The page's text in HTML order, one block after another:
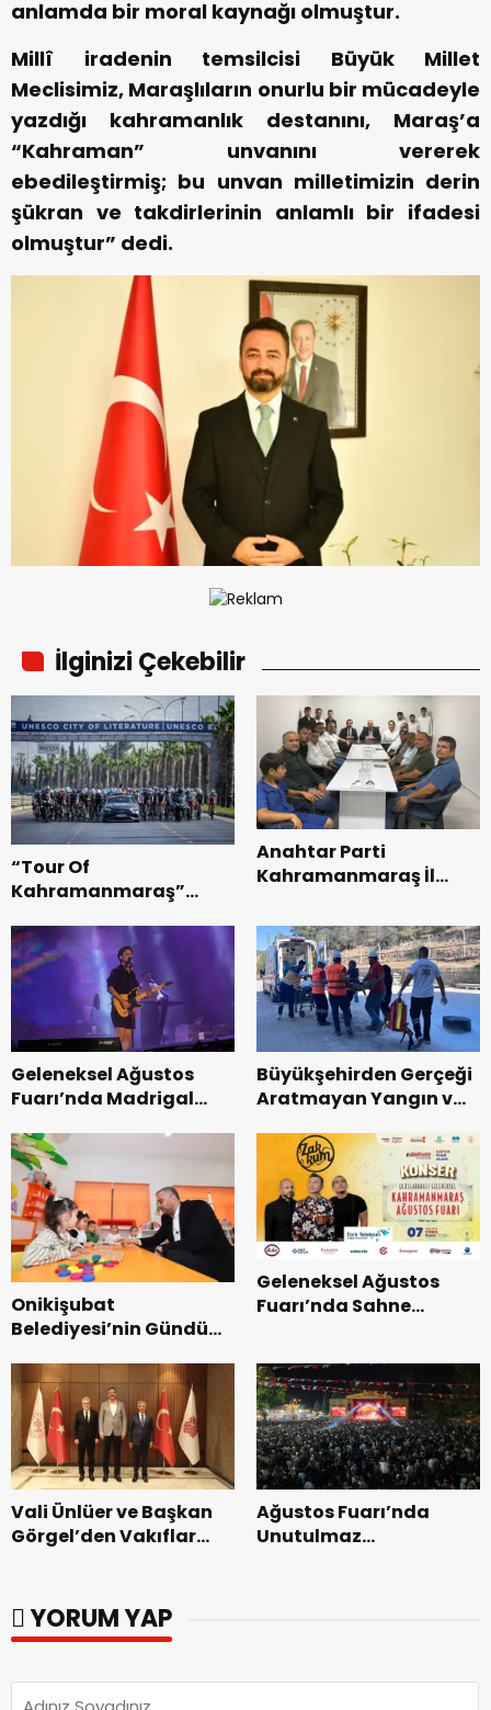
anlamda bir moral kaynağı olmuştur.
Millî iradenin temsilcisi Büyük Millet
Meclisimiz, Maraşlıların onurlu bir mücadeyle
yazdığı kahramanlık destanını, Maraş’a
“Kahraman” unvanını vererek
ebedileştirmiş; bu unvan milletimizin derin
şükran ve takdirlerinin anlamlı bir ifadesi
olmuştur” dedi.
İlginizi Çekebilir
“Tour Of
Kahramanmaraş”
Bisikleti Turnuvası
Tamamlandı.
Anahtar Parti
Kahramanmaraş İl
Teşkilatı ile buluştu.
Geleneksel Ağustos
Fuarı’nda Madrigal
Büyükşehirden Gerçeği
Aratmayan Yangın ve
Onikişubat
Belediyesi’nin Gündüz
dönemin ön kayıtları
başladı.
Geleneksel Ağustos
Fuarı’nda Sahne
Vali Ünlüer ve Başkan
Görgel’den Vakıflar
Ağustos Fuarı’nda
Unutulmaz
YORUM YAP